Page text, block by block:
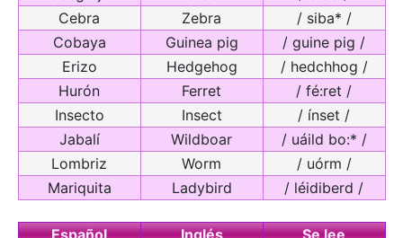
Cebra
Zebra
/ siba* /
Cobaya
Guinea pig
/ guine pig /
Erizo
Hedgehog
/ hedchhog /
Hurón
Ferret
/ fé:ret /
Insecto
Insect
/ ínset /
Jabalí
Wildboar
/ uáild bo:* /
Lombriz
Worm
/ uórm /
Mariquita
Ladybird / léidiberd /
Español Inglés
Se lee